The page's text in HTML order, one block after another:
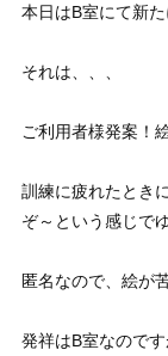
本日はB室にて新
それは、、、
ご利用者様発案！
訓練に疲れたとき
ぞ～という感じで
匿名なので、絵が
発祥はB室なので